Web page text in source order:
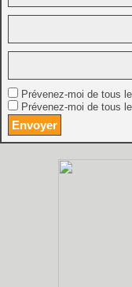
Prévenez-moi de tous
Prévenez-moi de tous